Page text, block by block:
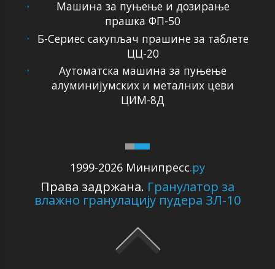
1999-2026 Минипресс.ру
Права задржана. Гранулатор за
влажно гранулацију пудера ЗЛ-10
Машина за пуњење и дозирање
прашка ФП-50
Б-Сериес сакупљач прашине за таблете
ЦЦ-20
Аутоматска машина за пуњење
алуминијумских и металних цеви
ЦИМ-8Д